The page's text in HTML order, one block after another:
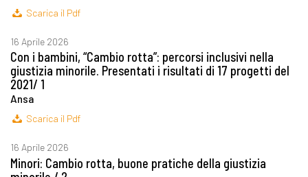
Scarica il Pdf
16 Aprile 2026
Con i bambini, “Cambio rotta”: percorsi inclusivi nella
giustizia minorile. Presentati i risultati di 17 progetti del
2021/ 1
Ansa
Scarica il Pdf
16 Aprile 2026
Minori: Cambio rotta, buone pratiche della giustizia